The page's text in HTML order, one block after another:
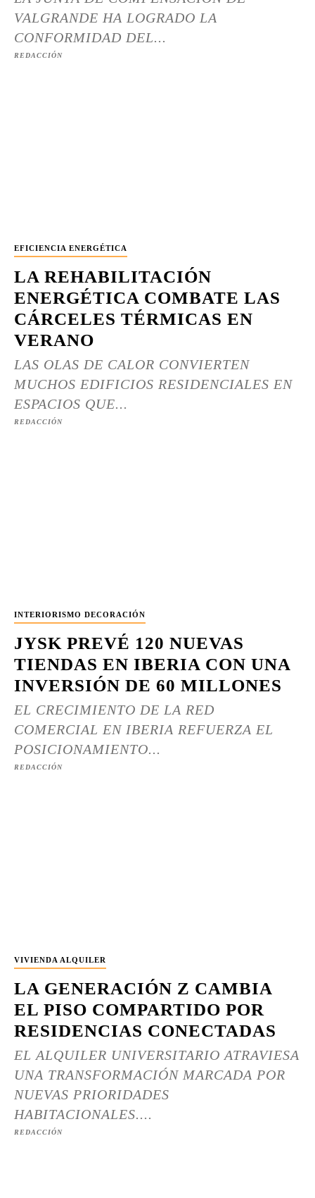
VALGRANDE HA LOGRADO LA
CONFORMIDAD DEL...
REDACCIÓN
EFICIENCIA ENERGÉTICA
LA REHABILITACIÓN
ENERGÉTICA COMBATE LAS
CÁRCELES TÉRMICAS EN
VERANO
LAS OLAS DE CALOR CONVIERTEN
MUCHOS EDIFICIOS RESIDENCIALES EN
ESPACIOS QUE...
REDACCIÓN
INTERIORISMO DECORACIÓN
JYSK PREVÉ 120 NUEVAS
TIENDAS EN IBERIA CON UNA
INVERSIÓN DE 60 MILLONES
EL CRECIMIENTO DE LA RED
COMERCIAL EN IBERIA REFUERZA EL
POSICIONAMIENTO...
REDACCIÓN
VIVIENDA ALQUILER
LA GENERACIÓN Z CAMBIA
EL PISO COMPARTIDO POR
RESIDENCIAS CONECTADAS
EL ALQUILER UNIVERSITARIO ATRAVIESA
UNA TRANSFORMACIÓN MARCADA POR
NUEVAS PRIORIDADES
HABITACIONALES....
REDACCIÓN